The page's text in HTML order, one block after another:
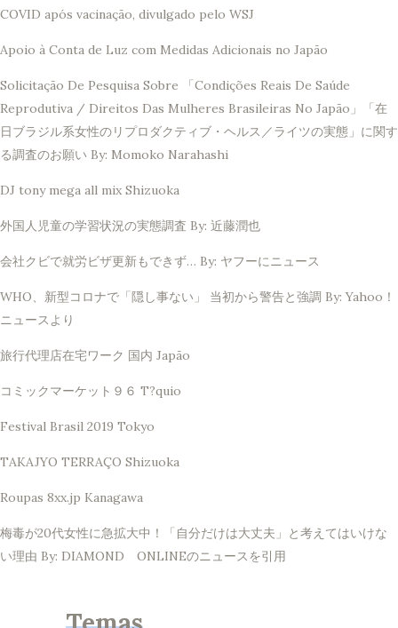
COVID após vacinação, divulgado pelo WSJ
Apoio à Conta de Luz com Medidas Adicionais no Japão
Solicitação De Pesquisa Sobre 「Condições Reais De Saúde
Reprodutiva / Direitos Das Mulheres Brasileiras No Japão」「在
日ブラジル系女性のリプロダクティブ・ヘルス／ライツの実態」に関す
る調査のお願い By: Momoko Narahashi
DJ tony mega all mix Shizuoka
外国人児童の学習状況の実態調査 By: 近藤潤也
会社クビで就労ビザ更新もできず… By: ヤフーにニュース
WHO、新型コロナで「隠し事ない」 当初から警告と強調 By: Yahoo！
ニュースより
旅行代理店在宅ワーク 国内 Japão
コミックマーケット９６ T?quio
Festival Brasil 2019 Tokyo
TAKAJYO TERRAÇO Shizuoka
Roupas 8xx.jp Kanagawa
梅毒が20代女性に急拡大中！「自分だけは大丈夫」と考えてはいけな
い理由 By: DIAMOND ONLINEのニュースを引用